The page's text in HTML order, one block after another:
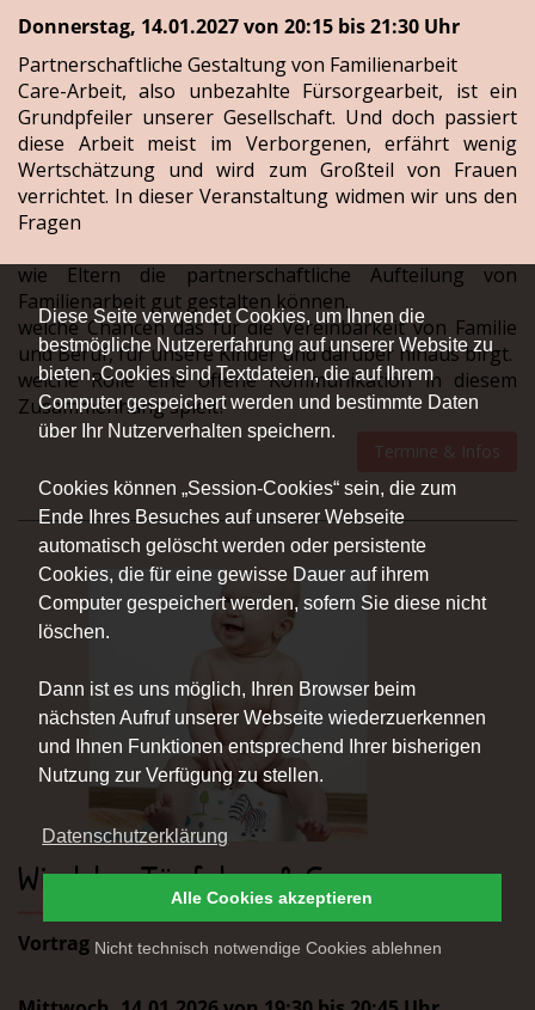
Diese Seite verwendet Cookies, um Ihnen die
bestmögliche Nutzererfahrung auf unserer Website zu
bieten. Cookies sind Textdateien, die auf Ihrem
Computer gespeichert werden und bestimmte Daten
über Ihr Nutzerverhalten speichern.
Cookies können „Session-Cookies“ sein, die zum
Ende Ihres Besuches auf unserer Webseite
automatisch gelöscht werden oder persistente
Cookies, die für eine gewisse Dauer auf ihrem
Computer gespeichert werden, sofern Sie diese nicht
löschen.
Dann ist es uns möglich, Ihren Browser beim
nächsten Aufruf unserer Webseite wiederzuerkennen
und Ihnen Funktionen entsprechend Ihrer bisherigen
Nutzung zur Verfügung zu stellen.
Datenschutzerklärung
Nicht technisch notwendige Cookies ablehnen
Alle Cookies akzeptieren
Donnerstag, 14.01.2027 von 20:15 bis 21:30 Uhr
Partnerschaftliche Gestaltung von Familienarbeit
Care-Arbeit, also unbezahlte Fürsorgearbeit, ist ein
Grundpfeiler unserer Gesellschaft. Und doch passiert
diese Arbeit meist im Verborgenen, erfährt wenig
Wertschätzung und wird zum Großteil von Frauen
verrichtet. In dieser Veranstaltung widmen wir uns den
Fragen
wie Eltern die partnerschaftliche Aufteilung von
Familienarbeit gut gestalten können.
welche Chancen das für die Vereinbarkeit von Familie
und Beruf, für unsere Kinder und darüber hinaus birgt.
welche Rolle eine offene Kommunikation in diesem
Zusammenhang spielt?
Termine & Infos
Windeln, Töpfchen & Co
Vortrag